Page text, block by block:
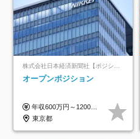
株式会社日本経済新聞社【ポジションマッチ登録】
オープンポジション
年収600万円～1200万円 ※上記年収は、想定年収です。住居費補助、子手当などの各種手当を含む金額です。 ※経験・能力等を考慮の上、当社規定により決定します。
東京都